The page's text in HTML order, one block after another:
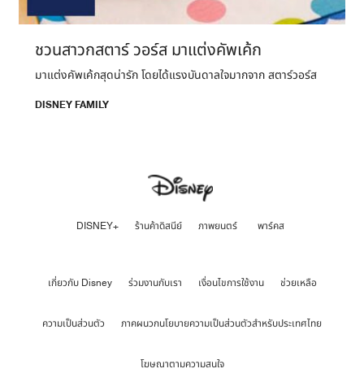
ชวนสาวกสตาร์ วอร์ส มาแต่งคัพเค้ก
มาแต่งคัพเค้กสุดน่ารัก โดยได้แรงบันดาลใจมากจาก สตาร์​วอร์ส
DISNEY FAMILY
DISNEY+ ร้านค้าดิสนีย์ ภาพยนตร์ พาร์คส
เกี่ยวกับ Disney ร่วมงานกับเรา เงื่อนไขการใช้งาน ช่วยเหลือ
ความเป็นส่วนตัว ภาคผนวกนโยบายความเป็นส่วนตัวสำหรับประเทศไทย
โฆษณาตามความสนใจ